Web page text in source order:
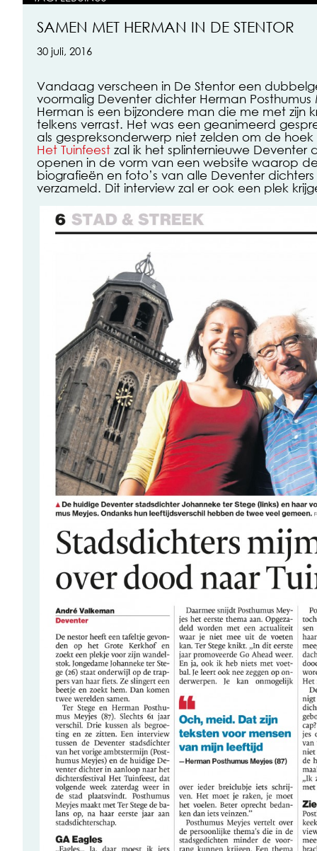
SAMEN MET HERMAN IN DE STENTOR
30 juli, 2016
Vandaag verscheen in De Stentor een
voormalig Deventer dichter Herman Posthumus
Herman is een bijzondere man die me met zijn
telkens verrast. Het was een geanimeerd
als gespreksonderwerp niet zelden om de hoek
Het Tuinfeest zal ik het splinternieuwe Deventer
openen in de vorm van een website waarop
biografieën en foto’s van alle Deventer
verzameld. Dit interview zal er ook een plek